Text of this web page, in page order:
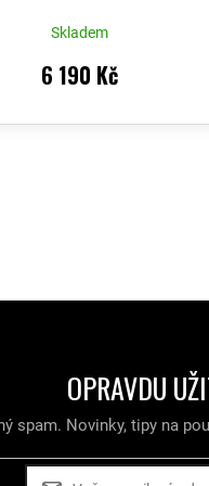
Skladem
6 190 Kč
OPRAVDU
spam. Novinky, tipy na